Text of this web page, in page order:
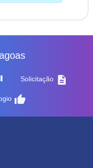
Solicitação description
thumb_up